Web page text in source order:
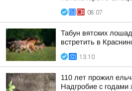
08:07
Табун вятских
встретить в
13:10
110 лет прожил
Надгробие с годами